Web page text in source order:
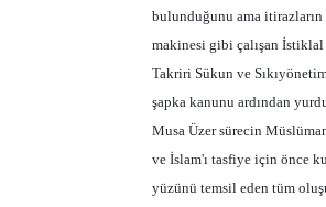
bulunduğunu ama itirazların
makinesi gibi çalışan
Takriri Sükun ve
şapka kanunu ardından
Musa Üzer sürecin
ve İslam'ı tasfiye için önce
yüzünü temsil eden tüm